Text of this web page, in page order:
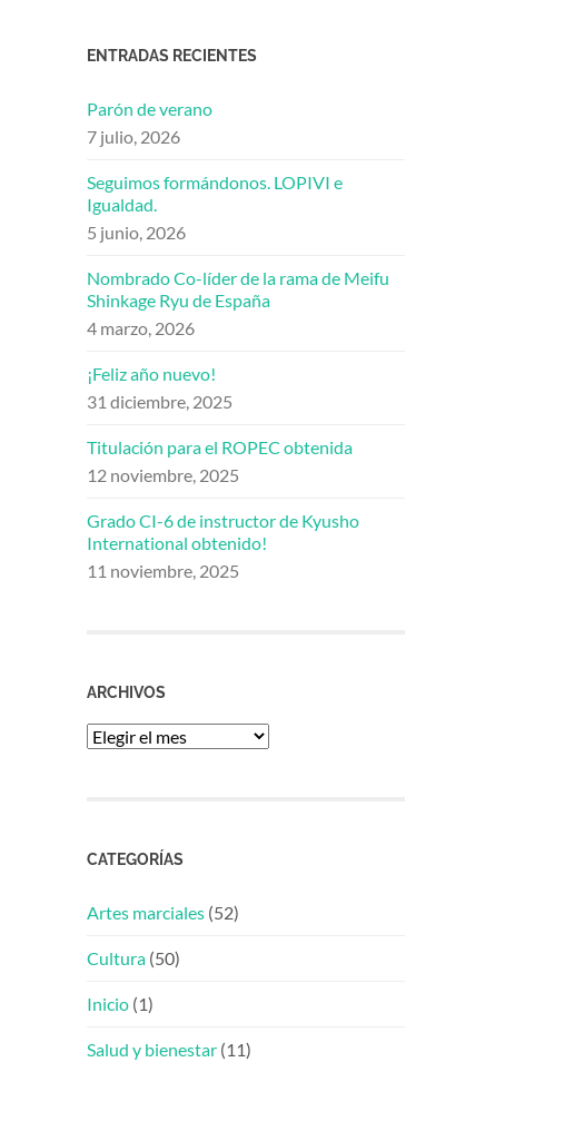
ENTRADAS RECIENTES
Parón de verano
7 julio, 2026
Seguimos formándonos. LOPIVI e
Igualdad.
5 junio, 2026
Nombrado Co-líder de la rama de Meifu
Shinkage Ryu de España
4 marzo, 2026
¡Feliz año nuevo!
31 diciembre, 2025
Titulación para el ROPEC obtenida
12 noviembre, 2025
Grado CI-6 de instructor de Kyusho
International obtenido!
11 noviembre, 2025
ARCHIVOS
Archivos
CATEGORÍAS
Artes marciales (52)
Cultura (50)
Inicio (1)
Salud y bienestar (11)